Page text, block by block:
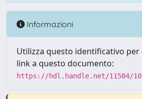
Informazioni
Utilizza questo identificativo
link a questo documento:
https://hdl.handle.net/11584/